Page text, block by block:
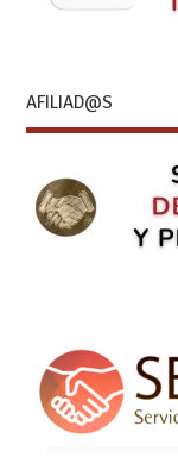
AFILIAD@S